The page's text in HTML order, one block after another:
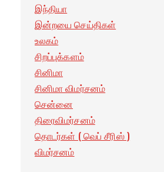
இந்தியா
இன்றயை செய்திகள்
உலகம்
சிறப்புக்களம்
சினிமா
சினிமா விமர்சனம்
சென்னை
திரைவிமர்சனம்
தொடர்கள் ( வெப் சீரிஸ் )
விமர்சனம்